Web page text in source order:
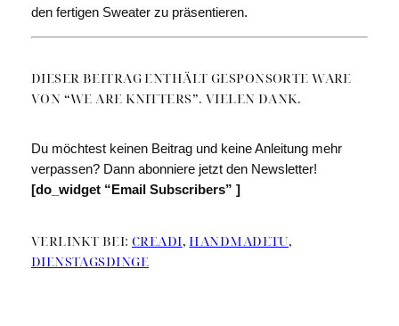
den fertigen Sweater zu präsentieren.
DIESER BEITRAG ENTHÄLT GESPONSORTE WARE
VON “WE ARE KNITTERS”. VIELEN DANK.
Du möchtest keinen Beitrag und keine Anleitung mehr
verpassen? Dann abonniere jetzt den Newsletter!
[do_widget “Email Subscribers” ]
VERLINKT BEI: CREADI, HANDMADETU,
DIENSTAGSDINGE